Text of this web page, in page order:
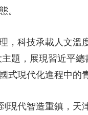
雲頂對話 雲起
欄目 片庫 熱播
。
科技承載人文溫度
題，展現習近平
式現代化進程中的
代智造重鎮，天津